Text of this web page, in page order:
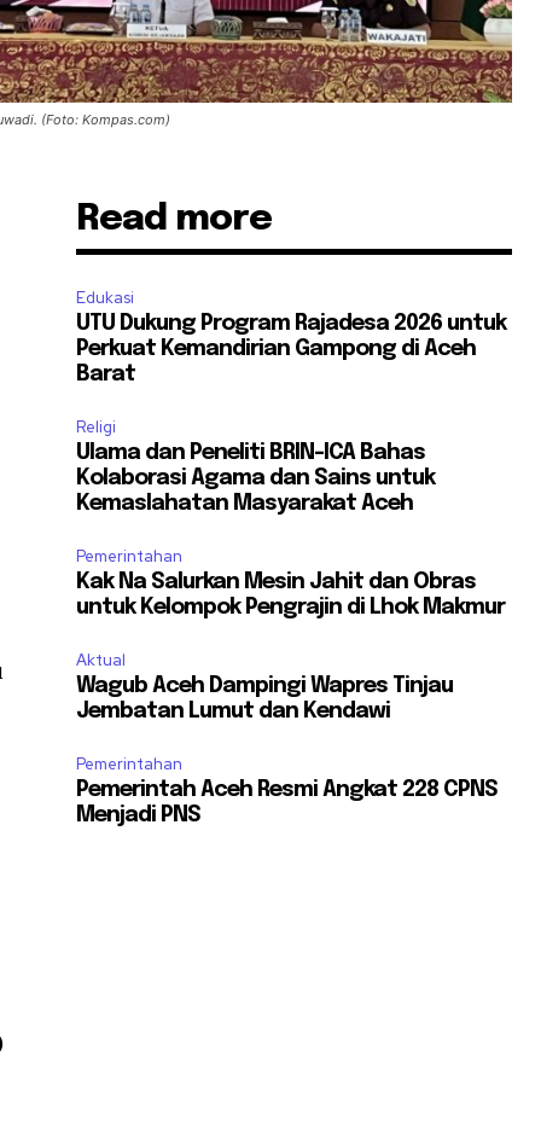
(Foto: Kompas.com)
Read more
Edukasi
UTU Dukung Program Rajadesa 2026 untuk
Perkuat Kemandirian Gampong di Aceh
Barat
Religi
Ulama dan Peneliti BRIN-ICA Bahas
Kolaborasi Agama dan Sains untuk
Kemaslahatan Masyarakat Aceh
Pemerintahan
Kak Na Salurkan Mesin Jahit dan Obras
untuk Kelompok Pengrajin di Lhok Makmur
Aktual
Wagub Aceh Dampingi Wapres Tinjau
Jembatan Lumut dan Kendawi
Pemerintahan
Pemerintah Aceh Resmi Angkat 228 CPNS
Menjadi PNS